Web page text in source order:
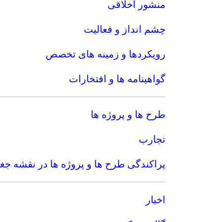
منشور اخلاقی
چشم انداز و فعالیت
رویکردها و زمینه های تخصص
گواهینامه ها و افتخارات
طرح ها و پروژه ها
تجارب
پراکندگی طرح ها و پروژه ها در نقشه
اخبار